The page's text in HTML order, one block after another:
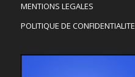
MENTIONS LEGALES
POLITIQUE DE CONFIDENTIALITE